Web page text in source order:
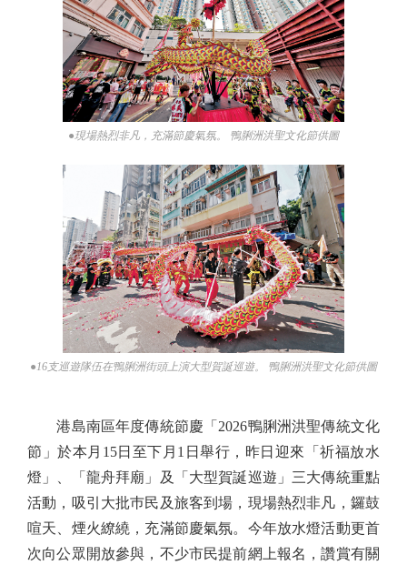
●現場熱烈非凡，充滿節慶氣氛。 鴨脷洲洪聖文化節供圖
●16支巡遊隊伍在鴨脷洲街頭上演大型賀誕巡遊。 鴨脷洲洪聖文化節供圖
港島南區年度傳統節慶「2026鴨脷洲洪聖傳統文化
節」於本月15日至下月1日舉行，昨日迎來「祈福放水
燈」、「龍舟拜廟」及「大型賀誕巡遊」三大傳統重點
活動，吸引大批巿民及旅客到場，現場熱烈非凡，鑼鼓
喧天、煙火繚繞，充滿節慶氣氛。今年放水燈活動更首
次向公眾開放參與，不少市民提前網上報名，讚賞有關